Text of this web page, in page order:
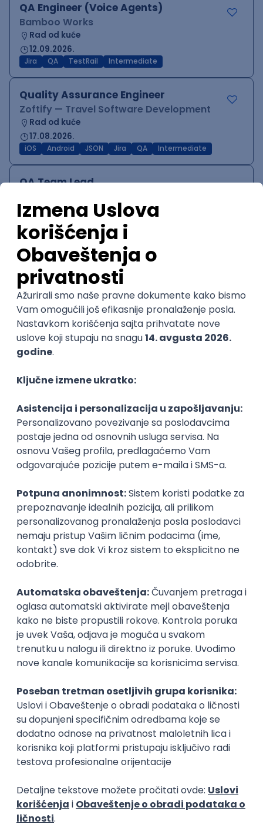
QA Engineer (Voice Agents)
Bamboo Works
Rad od kuće
12.09.2026.
Jira QA TestRail Intermediate
Quality Assurance Engineer
Zoftify — Travel Software Development
Rad od kuće
17.08.2026.
iOS Android JSON Jira QA Intermediate
QA Team Lead
Rad od kuće
15.09.2026.
iOS Android JSON Jira
POSLOVI NA MAIL
KATEGORIJA
TEHNOLOGIJA
POSLODAVAC
GRAD
SENIORITET
NAČIN RADA
Najnoviji poslovi svakog dana u tvom
inboxu
Prijavi se
Senior Software Engineer (Go)
Xsolla
Rad od kuće
AWS Docker QA Cloud Microservices
Kafka
Kubernetes
Senior
PosaoSombor, QA(2 oglasa)
Poslovi iz drugih gradova.
IGT D&B d.o.o.
3.7
Beograd | Hibrid
27.08.2026.
QA Intermediate
QA Engineer - Join Our Talent
Community in Serbia
IGT D&B d.o.o.
3.7
Beograd
21.08.2026.
Jira QA Hardware Embedded Intermediate